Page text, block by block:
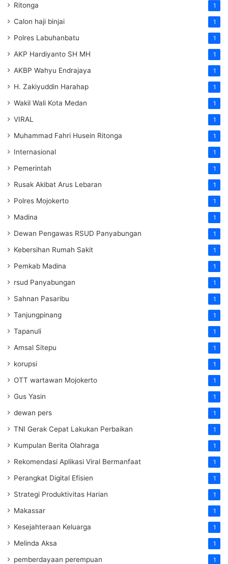
Ritonga 1
Calon haji binjai 1
Polres Labuhanbatu 1
AKP Hardiyanto SH MH 1
AKBP Wahyu Endrajaya 1
H. Zakiyuddin Harahap 1
Wakil Wali Kota Medan 1
VIRAL 1
Muhammad Fahri Husein Ritonga 1
Internasional 1
Pemerintah 1
Rusak Akibat Arus Lebaran 1
Polres Mojokerto 1
Madina 1
Dewan Pengawas RSUD Panyabungan 1
Kebersihan Rumah Sakit 1
Pemkab Madina 1
rsud Panyabungan 1
Sahnan Pasaribu 1
Tanjungpinang 1
Tapanuli 1
Amsal Sitepu 1
korupsi 1
OTT wartawan Mojokerto 1
Gus Yasin 1
dewan pers 1
TNI Gerak Cepat Lakukan Perbaikan 1
Kumpulan Berita Olahraga 1
Rekomendasi Aplikasi Viral Bermanfaat 1
Perangkat Digital Efisien 1
Strategi Produktivitas Harian 1
Makassar 1
Kesejahteraan Keluarga 1
Melinda Aksa 1
pemberdayaan perempuan 1